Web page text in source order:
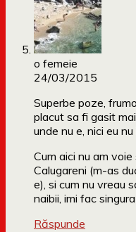
o femeie
24/03/2015
Superbe poze,
placut sa fi gasit
unde nu e, nici eu nu
Cum aici nu am
Calugareni (m-as
e), si cum nu vreau
naibii, imi fac
Răspunde